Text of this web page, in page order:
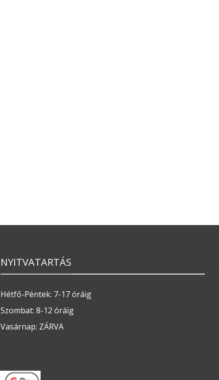
NYITVATARTÁS
Hétfő-Péntek: 7-17 óráig
Szombat: 8-12 óráig
Vasárnap: ZÁRVA